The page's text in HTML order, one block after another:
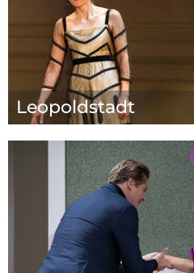
Leopoldstadt